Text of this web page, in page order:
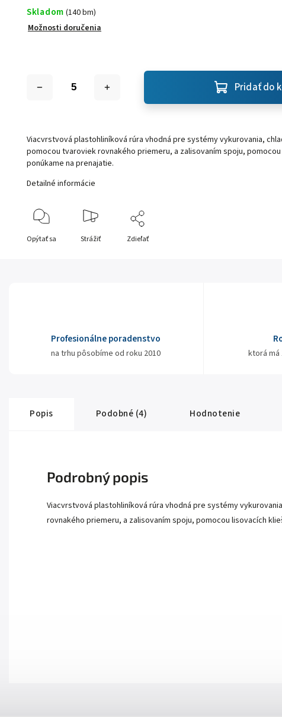
Skladom (140 bm)
Možnosti doručenia
Pridať do
Viacvrstvová plastohliníková rúra vhodná pre systémy vykurovania,
pomocou tvaroviek rovnakého priemeru, a zalisovaním spoju,
ponúkame na prenajatie.
Detailné informácie
Opýtať sa Strážiť Zdieľať
Profesionálne poradenstvo
na trhu pôsobíme od roku 2010 ktorá
Popis Podobné (4) Hodnotenie
Podrobný popis
Viacvrstvová plastohliníková rúra vhodná pre systémy
rovnakého priemeru, a zalisovaním spoju, pomocou lisovacích